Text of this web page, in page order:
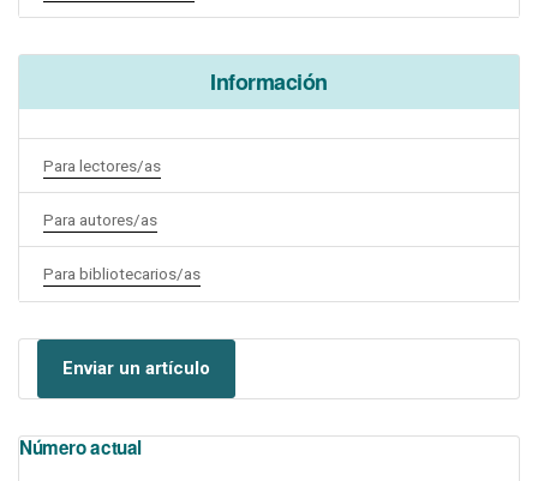
Información
Para lectores/as
Para autores/as
Para bibliotecarios/as
Enviar un artículo
Número actual